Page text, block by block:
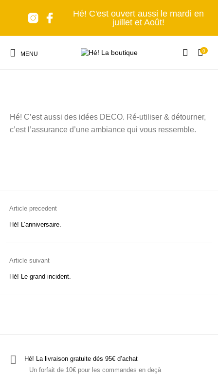
Hé! C'est ouvert aussi le mardi en
juillet et Août!
MENU 0
Hé! les T-shirts
Hé! La mangeoire.
Hé! C’est aussi des idées DECO. Ré-utiliser & détourner,
c’est l’assurance d’une ambiance qui vous ressemble.
Article precedent
Hé! L’anniversaire.
Article suivant
Hé! Le grand incident.
Hé! La livraison gratuite dés 95€ d’achat
Un forfait de 10€ pour les commandes en deçà